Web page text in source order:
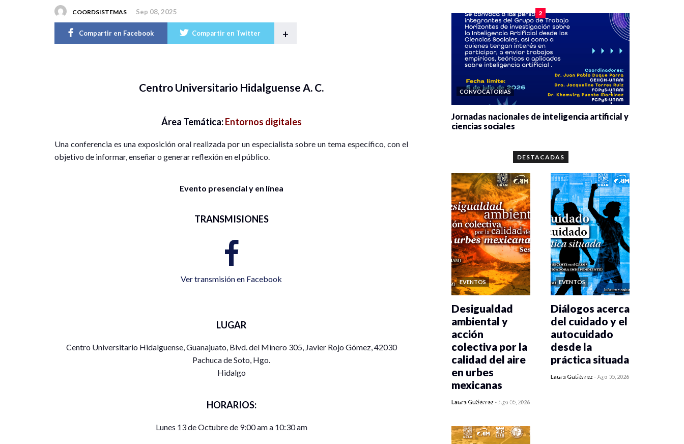
COORDSISTEMAS Sep 08, 2025
Compartir en Facebook Compartir en Twitter +
Centro Universitario Hidalguense A. C.
Área Temática:Entornos digitales
Una conferencia es una exposición oral realizada por un especialista sobre un tema específico, con el
objetivo de informar, enseñar o generar reflexión en el público.
Evento presencial y en línea
TRANSMISIONES
Ver transmisión en Facebook
LUGAR
Centro Universitario Hidalguense, Guanajuato, Blvd. del Minero 305, Javier Rojo Gómez, 42030
Pachuca de Soto, Hgo.
Hidalgo
HORARIOS:
Lunes 13 de Octubre de 9:00 am a 10:30 am
2
CONVOCATORIAS
Jornadas nacionales de inteligencia artificial y
ciencias sociales
DESTACADAS
EVENTOS
0 veces compartido
Desigualdad
ambiental y
acción
colectiva por la
calidad del aire
en urbes
mexicanas
Laura Gutiérrez -Ago 05, 2026
EVENTOS
0 veces compartido
Diálogos acerca
del cuidado y el
autocuidado
desde la
práctica situada
Laura Gutiérrez -Ago 05, 2026